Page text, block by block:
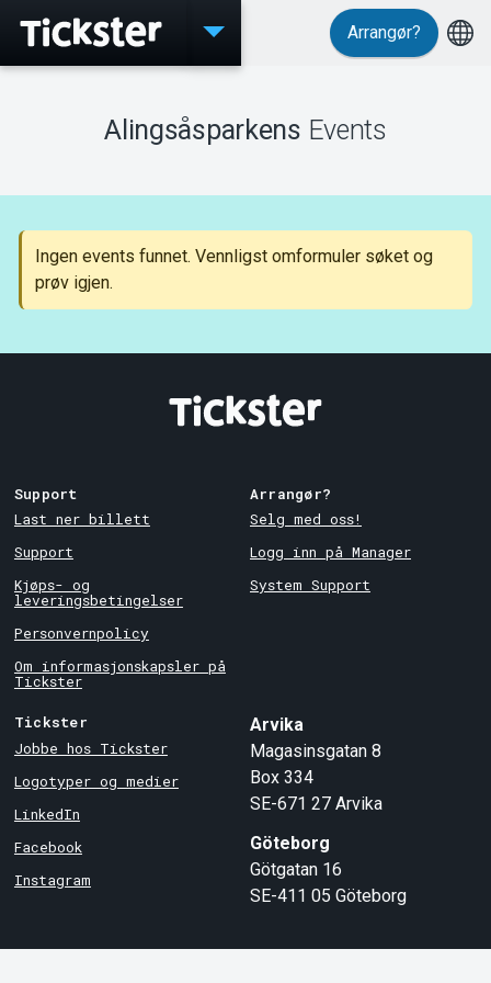
Events
Support
Om Tickster
Arrangør?
Alingsåsparkens Events
Ingen events funnet. Vennligst omformuler søket og
prøv igjen.
Support
Last ner billett
Support
Kjøps- og
leveringsbetingelser
Personvernpolicy
Om informasjonskapsler på
Tickster
Arrangør?
Selg med oss!
Logg inn på Manager
System Support
Tickster
Jobbe hos Tickster
Logotyper og medier
LinkedIn
Facebook
Instagram
Arvika
Magasinsgatan 8
Box 334
SE-671 27 Arvika
Göteborg
Götgatan 16
SE-411 05 Göteborg